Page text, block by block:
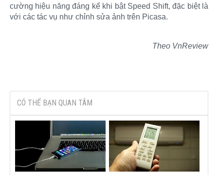
cường hiệu năng đáng kể khi bật Speed Shift, đặc biệt là
với các tác vụ như chỉnh sửa ảnh trên Picasa.
Theo VnReview
CÓ THỂ BẠN QUAN TÂM